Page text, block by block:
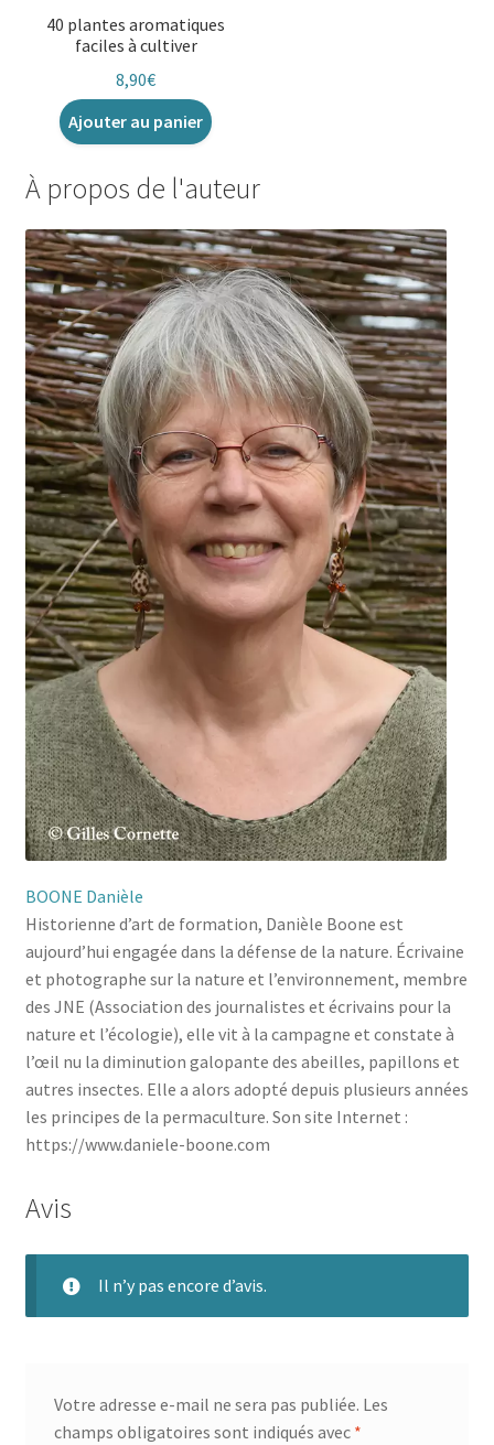
40 plantes aromatiques
faciles à cultiver
8,90€
Ajouter au panier
À propos de l'auteur
BOONE Danièle
Historienne d’art de formation, Danièle Boone est
aujourd’hui engagée dans la défense de la nature. Écrivaine
et photographe sur la nature et l’environnement, membre
des JNE (Association des journalistes et écrivains pour la
nature et l’écologie), elle vit à la campagne et constate à
l’œil nu la diminution galopante des abeilles, papillons et
autres insectes. Elle a alors adopté depuis plusieurs années
les principes de la permaculture. Son site Internet :
https://www.daniele-boone.com
Avis
Il n’y pas encore d’avis.
Votre adresse e-mail ne sera pas publiée. Les
champs obligatoires sont indiqués avec *